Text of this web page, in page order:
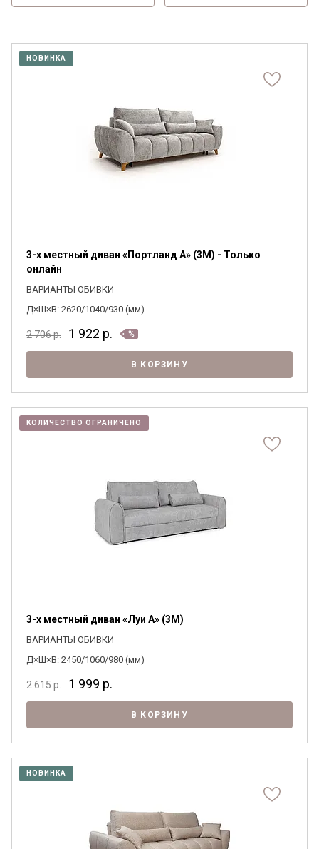
НОВИНКА
3-х местный диван «Портланд А» (3M) - Только
онлайн
ВАРИАНТЫ ОБИВКИ
Д×Ш×В: 2620/1040/930 (мм)
2 706р. 1 922 р.
В КОРЗИНУ
КОЛИЧЕСТВО ОГРАНИЧЕНО
3-х местный диван «Луи А» (3M)
ВАРИАНТЫ ОБИВКИ
Д×Ш×В: 2450/1060/980 (мм)
2 615р. 1 999 р.
В КОРЗИНУ
НОВИНКА